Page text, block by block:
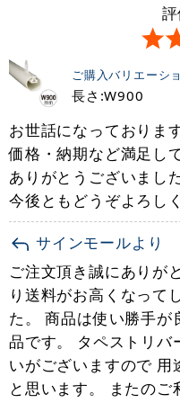
評
ご購入バリエーシ
長さ:W900
お世話になっております
価格・納期など満足し
ありがとうございました
今後ともどうぞよろし
サインモールより
ご注文頂き誠にありが
り送料がお高くなって
た。 商品は使い勝手
品です。 タペストリバ
いがございますので
と思います。 またのご